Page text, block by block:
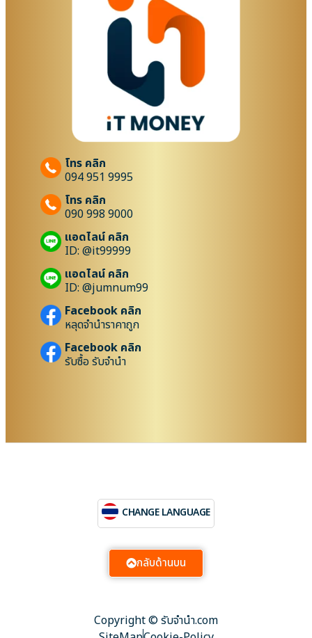
โทร คลิก
094 951 9995
โทร คลิก
090 998 9000
แอดไลน์ คลิก
ID: @it99999
แอดไลน์ คลิก
ID: @jumnum99
Facebook คลิก
หลุดจำนำราคาถูก
Facebook คลิก
รับซื้อ รับจำนำ
Copyright © รับจํานํา.com
CHANGE LANGUAGE
กลับด้านบน